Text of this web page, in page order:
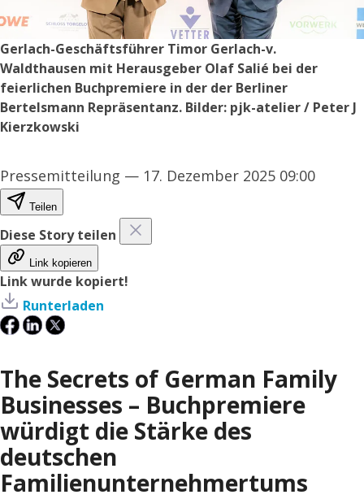
Gerlach-Geschäftsführer Timor Gerlach-v.
Waldthausen mit Herausgeber Olaf Salié bei der
feierlichen Buchpremiere in der der Berliner
Bertelsmann Repräsentanz. Bilder: pjk-atelier / Peter J
Kierzkowski
Pressemitteilung — 17. Dezember 2025 09:00
Teilen
Diese Story teilen
Link kopieren
Link wurde kopiert!
Runterladen
The Secrets of German Family
Businesses – Buchpremiere
würdigt die Stärke des
deutschen
Familienunternehmertums